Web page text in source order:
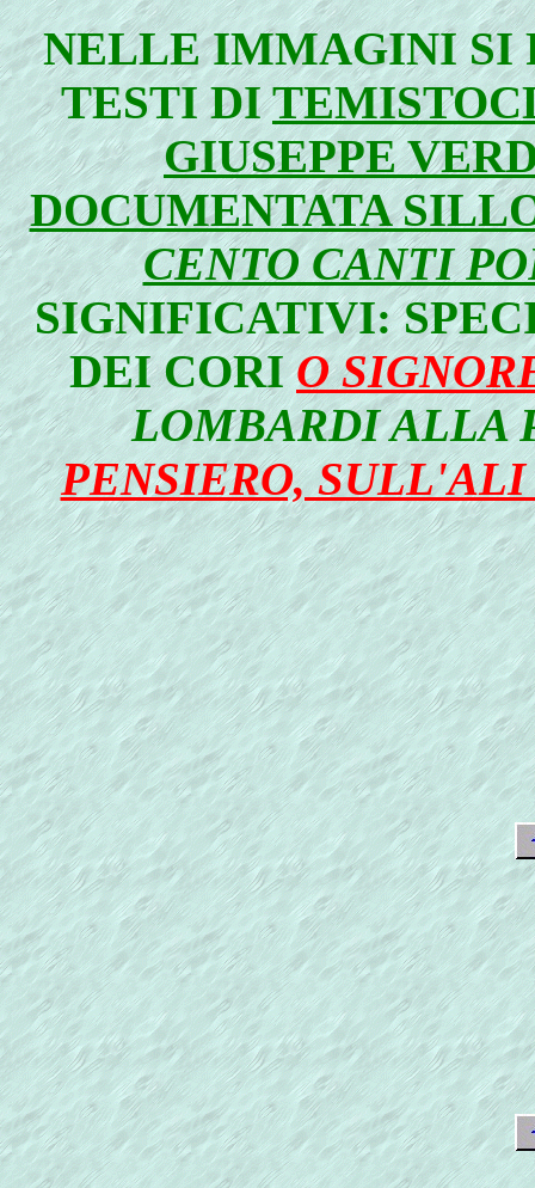
NELLE IMMAGINI SI
TESTI DI
GIUSEPPE
DOCUMENTATA
CENTO CANTI
SIGNIFICATIVI:
DEI CORIO
LOMBARDI ALLA
PENSIERO, SULL'ALI